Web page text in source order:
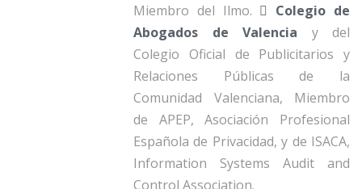
Miembro del Ilmo.
Colegio de
Abogados de Valencia y del
Colegio Oficial de Publicitarios y
Relaciones Públicas de la
Comunidad Valenciana, Miembro
de APEP, Asociación Profesional
Española de Privacidad, y de ISACA,
Information Systems Audit and
Control Association.